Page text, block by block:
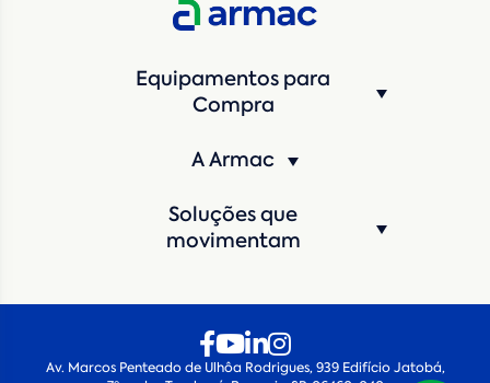
Equipamentos para
Compra
A Armac
Soluções que
movimentam
Av. Marcos Penteado de Ulhôa Rodrigues, 939 Edifício Jatobá,
Máquina de interesse*
Qual o período de locação? *